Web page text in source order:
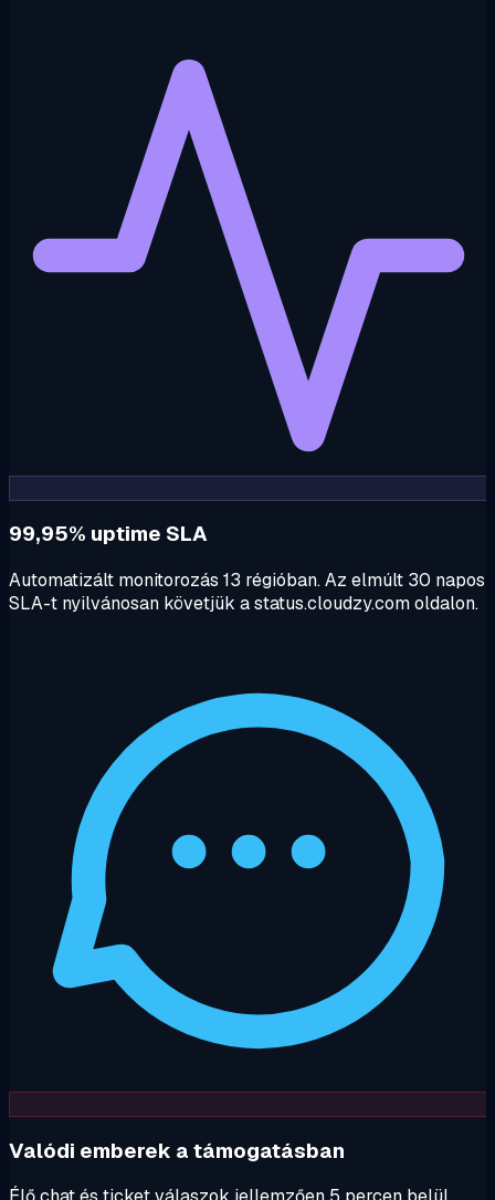
99,95% uptime SLA
Automatizált monitorozás 13 régióban. Az elmúlt 30 napos
SLA-t nyilvánosan követjük a status.cloudzy.com oldalon.
Valódi emberek a támogatásban